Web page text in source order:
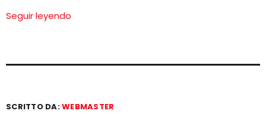
Seguir leyendo
SCRITTO DA:WEBMASTER